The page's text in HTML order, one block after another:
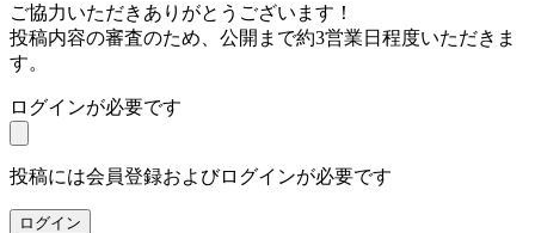
ご協力いただきありがとうございます！
投稿内容の審査のため、公開まで約3営業日程度いただきま
す。
ログインが必要です
投稿には会員登録およびログインが必要です
ログイン